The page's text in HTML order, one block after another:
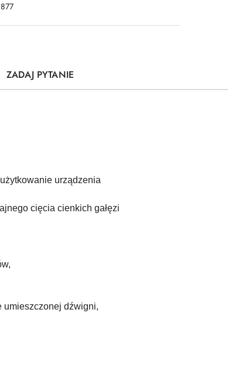
ZADAJ PYTANIE
urządzenia
cięcia cienkich gałęzi
umieszczonej dźwigni,